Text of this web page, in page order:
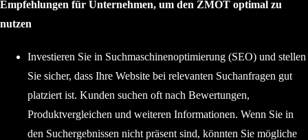
Empfehlungen für Unternehmen, um den ZMOT optimal zu
nutzen
Investieren Sie in Suchmaschinenoptimierung (SEO) und stellen
Sie sicher, dass Ihre Website bei relevanten Suchanfragen gut
platziert ist. Kunden suchen oft nach Bewertungen,
Produktvergleichen und weiteren Informationen. Wenn Sie in
den Suchergebnissen nicht präsent sind, könnten Sie mögliche